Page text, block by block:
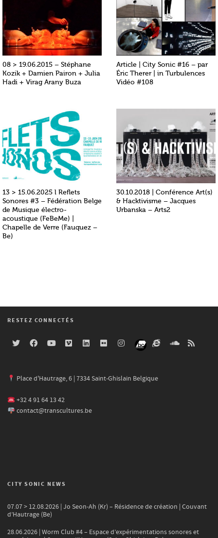
08 > 19.06.2015 – Stéphane
Kozik + Damien Pairon + Julia
Hadi + Virag Arany Buza
Article | City Sonic #16 – par
Éric Therer | in Turbulences
Vidéo #108
13 > 15.06.2025 l Reflets
Sonores #3 – Fédération Belge
de Musique électro-
acoustique (FeBeMe) |
Chapelle de Verre (Fauquez –
Be)
30.10.2018 | Conférence Art(s)
& Hacktivisme – Jacques
Urbanska – Arts2
RESTEZ CONNECTÉS
Place d'Hautrage, 6 | 7334 Saint-Ghislain Belgique
+32 4 91 64 13 42
contact@transcultures.be
CITY SONIC NEWS
07.07 > 12.08.2026 | Jo Seon-Ah (Kr) – Résidence de création | Couvant
d’Hautrage (Be)
28.06.2026 | Worm Club #4 – Espace d’expérimentations sonores et